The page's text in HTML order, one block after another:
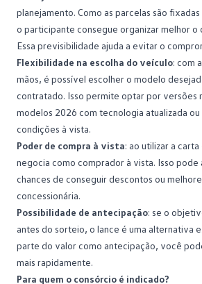
planejamento. Como as parcelas são
o participante consegue organizar melhor o
Essa previsibilidade ajuda a evitar o
Flexibilidade na escolha do veículo: com
mãos, é possível escolher o modelo
contratado. Isso permite optar por versões
modelos 2026 com tecnologia atualizada
condições à vista.
Poder de compra à vista: ao utilizar a carta
negocia como comprador à vista. Isso pode
chances de conseguir descontos ou
concessionária.
Possibilidade de antecipação: se o
antes do sorteio, o lance é uma alternativa
parte do valor como antecipação, você
mais rapidamente.
Para quem o consórcio é indicado?